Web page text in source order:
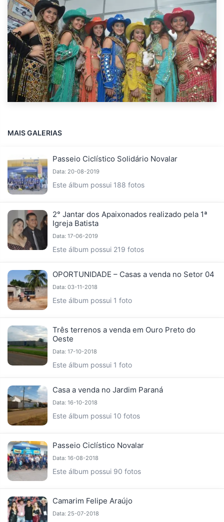
MAIS GALERIAS
Passeio Ciclístico Solidário Novalar
Data: 20-08-2019
Este álbum possui 188 fotos
2° Jantar dos Apaixonados realizado pela 1ª
Igreja Batista
Data: 17-06-2019
Este álbum possui 219 fotos
OPORTUNIDADE – Casas a venda no Setor 04
Data: 03-11-2018
Este álbum possui 1 foto
Três terrenos a venda em Ouro Preto do
Oeste
Data: 17-10-2018
Este álbum possui 1 foto
Casa a venda no Jardim Paraná
Data: 16-10-2018
Este álbum possui 10 fotos
Passeio Ciclístico Novalar
Data: 16-08-2018
Este álbum possui 90 fotos
Camarim Felipe Araújo
Data: 25-07-2018